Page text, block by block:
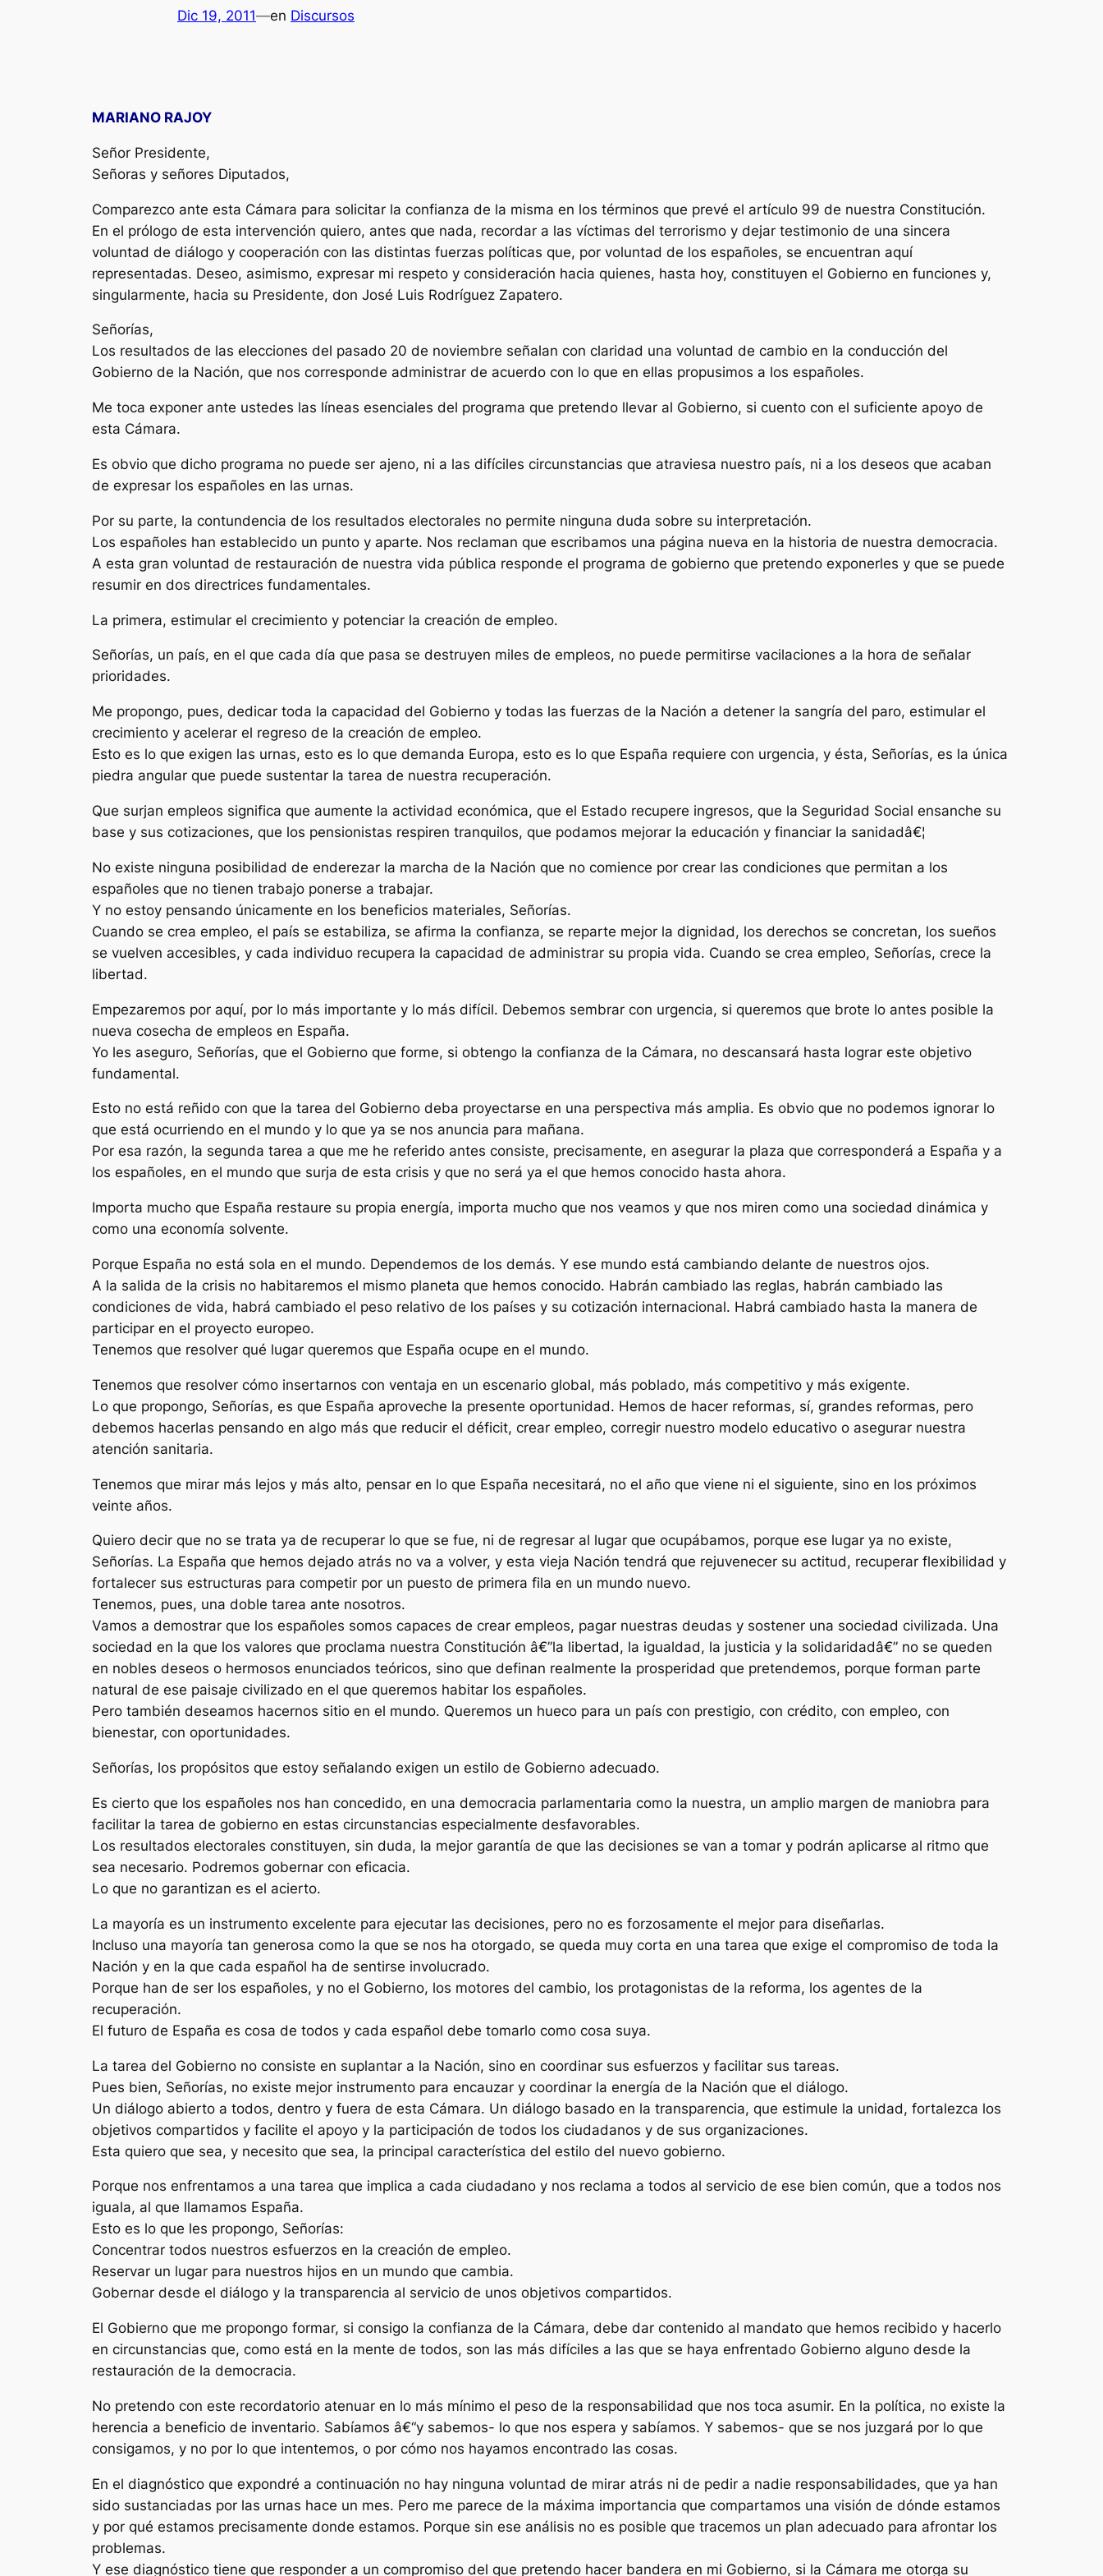
Dic 19, 2011—en Discursos
MARIANO RAJOY
Señor Presidente,
Señoras y señores Diputados,
Comparezco ante esta Cámara para solicitar la confianza de la misma en los términos que prevé el artículo 99 de nuestra Constitución.
En el prólogo de esta intervención quiero, antes que nada, recordar a las víctimas del terrorismo y dejar testimonio de una sincera
voluntad de diálogo y cooperación con las distintas fuerzas políticas que, por voluntad de los españoles, se encuentran aquí
representadas. Deseo, asimismo, expresar mi respeto y consideración hacia quienes, hasta hoy, constituyen el Gobierno en funciones y,
singularmente, hacia su Presidente, don José Luis Rodríguez Zapatero.
Señorías,
Los resultados de las elecciones del pasado 20 de noviembre señalan con claridad una voluntad de cambio en la conducción del
Gobierno de la Nación, que nos corresponde administrar de acuerdo con lo que en ellas propusimos a los españoles.
Me toca exponer ante ustedes las líneas esenciales del programa que pretendo llevar al Gobierno, si cuento con el suficiente apoyo de
esta Cámara.
Es obvio que dicho programa no puede ser ajeno, ni a las difíciles circunstancias que atraviesa nuestro país, ni a los deseos que acaban
de expresar los españoles en las urnas.
Por su parte, la contundencia de los resultados electorales no permite ninguna duda sobre su interpretación.
Los españoles han establecido un punto y aparte. Nos reclaman que escribamos una página nueva en la historia de nuestra democracia.
A esta gran voluntad de restauración de nuestra vida pública responde el programa de gobierno que pretendo exponerles y que se puede
resumir en dos directrices fundamentales.
La primera, estimular el crecimiento y potenciar la creación de empleo.
Señorías, un país, en el que cada día que pasa se destruyen miles de empleos, no puede permitirse vacilaciones a la hora de señalar
prioridades.
Me propongo, pues, dedicar toda la capacidad del Gobierno y todas las fuerzas de la Nación a detener la sangría del paro, estimular el
crecimiento y acelerar el regreso de la creación de empleo.
Esto es lo que exigen las urnas, esto es lo que demanda Europa, esto es lo que España requiere con urgencia, y ésta, Señorías, es la única
piedra angular que puede sustentar la tarea de nuestra recuperación.
Que surjan empleos significa que aumente la actividad económica, que el Estado recupere ingresos, que la Seguridad Social ensanche su
base y sus cotizaciones, que los pensionistas respiren tranquilos, que podamos mejorar la educación y financiar la sanidadâ€¦
No existe ninguna posibilidad de enderezar la marcha de la Nación que no comience por crear las condiciones que permitan a los
españoles que no tienen trabajo ponerse a trabajar.
Y no estoy pensando únicamente en los beneficios materiales, Señorías.
Cuando se crea empleo, el país se estabiliza, se afirma la confianza, se reparte mejor la dignidad, los derechos se concretan, los sueños
se vuelven accesibles, y cada individuo recupera la capacidad de administrar su propia vida. Cuando se crea empleo, Señorías, crece la
libertad.
Empezaremos por aquí, por lo más importante y lo más difícil. Debemos sembrar con urgencia, si queremos que brote lo antes posible la
nueva cosecha de empleos en España.
Yo les aseguro, Señorías, que el Gobierno que forme, si obtengo la confianza de la Cámara, no descansará hasta lograr este objetivo
fundamental.
Esto no está reñido con que la tarea del Gobierno deba proyectarse en una perspectiva más amplia. Es obvio que no podemos ignorar lo
que está ocurriendo en el mundo y lo que ya se nos anuncia para mañana.
Por esa razón, la segunda tarea a que me he referido antes consiste, precisamente, en asegurar la plaza que corresponderá a España y a
los españoles, en el mundo que surja de esta crisis y que no será ya el que hemos conocido hasta ahora.
Importa mucho que España restaure su propia energía, importa mucho que nos veamos y que nos miren como una sociedad dinámica y
como una economía solvente.
Porque España no está sola en el mundo. Dependemos de los demás. Y ese mundo está cambiando delante de nuestros ojos.
A la salida de la crisis no habitaremos el mismo planeta que hemos conocido. Habrán cambiado las reglas, habrán cambiado las
condiciones de vida, habrá cambiado el peso relativo de los países y su cotización internacional. Habrá cambiado hasta la manera de
participar en el proyecto europeo.
Tenemos que resolver qué lugar queremos que España ocupe en el mundo.
Tenemos que resolver cómo insertarnos con ventaja en un escenario global, más poblado, más competitivo y más exigente.
Lo que propongo, Señorías, es que España aproveche la presente oportunidad. Hemos de hacer reformas, sí, grandes reformas, pero
debemos hacerlas pensando en algo más que reducir el déficit, crear empleo, corregir nuestro modelo educativo o asegurar nuestra
atención sanitaria.
Tenemos que mirar más lejos y más alto, pensar en lo que España necesitará, no el año que viene ni el siguiente, sino en los próximos
veinte años.
Quiero decir que no se trata ya de recuperar lo que se fue, ni de regresar al lugar que ocupábamos, porque ese lugar ya no existe,
Señorías. La España que hemos dejado atrás no va a volver, y esta vieja Nación tendrá que rejuvenecer su actitud, recuperar flexibilidad y
fortalecer sus estructuras para competir por un puesto de primera fila en un mundo nuevo.
Tenemos, pues, una doble tarea ante nosotros.
Vamos a demostrar que los españoles somos capaces de crear empleos, pagar nuestras deudas y sostener una sociedad civilizada. Una
sociedad en la que los valores que proclama nuestra Constitución â€”la libertad, la igualdad, la justicia y la solidaridadâ€” no se queden
en nobles deseos o hermosos enunciados teóricos, sino que definan realmente la prosperidad que pretendemos, porque forman parte
natural de ese paisaje civilizado en el que queremos habitar los españoles.
Pero también deseamos hacernos sitio en el mundo. Queremos un hueco para un país con prestigio, con crédito, con empleo, con
bienestar, con oportunidades.
Señorías, los propósitos que estoy señalando exigen un estilo de Gobierno adecuado.
Es cierto que los españoles nos han concedido, en una democracia parlamentaria como la nuestra, un amplio margen de maniobra para
facilitar la tarea de gobierno en estas circunstancias especialmente desfavorables.
Los resultados electorales constituyen, sin duda, la mejor garantía de que las decisiones se van a tomar y podrán aplicarse al ritmo que
sea necesario. Podremos gobernar con eficacia.
Lo que no garantizan es el acierto.
La mayoría es un instrumento excelente para ejecutar las decisiones, pero no es forzosamente el mejor para diseñarlas.
Incluso una mayoría tan generosa como la que se nos ha otorgado, se queda muy corta en una tarea que exige el compromiso de toda la
Nación y en la que cada español ha de sentirse involucrado.
Porque han de ser los españoles, y no el Gobierno, los motores del cambio, los protagonistas de la reforma, los agentes de la
recuperación.
El futuro de España es cosa de todos y cada español debe tomarlo como cosa suya.
La tarea del Gobierno no consiste en suplantar a la Nación, sino en coordinar sus esfuerzos y facilitar sus tareas.
Pues bien, Señorías, no existe mejor instrumento para encauzar y coordinar la energía de la Nación que el diálogo.
Un diálogo abierto a todos, dentro y fuera de esta Cámara. Un diálogo basado en la transparencia, que estimule la unidad, fortalezca los
objetivos compartidos y facilite el apoyo y la participación de todos los ciudadanos y de sus organizaciones.
Esta quiero que sea, y necesito que sea, la principal característica del estilo del nuevo gobierno.
Porque nos enfrentamos a una tarea que implica a cada ciudadano y nos reclama a todos al servicio de ese bien común, que a todos nos
iguala, al que llamamos España.
Esto es lo que les propongo, Señorías:
Concentrar todos nuestros esfuerzos en la creación de empleo.
Reservar un lugar para nuestros hijos en un mundo que cambia.
Gobernar desde el diálogo y la transparencia al servicio de unos objetivos compartidos.
El Gobierno que me propongo formar, si consigo la confianza de la Cámara, debe dar contenido al mandato que hemos recibido y hacerlo
en circunstancias que, como está en la mente de todos, son las más difíciles a las que se haya enfrentado Gobierno alguno desde la
restauración de la democracia.
No pretendo con este recordatorio atenuar en lo más mínimo el peso de la responsabilidad que nos toca asumir. En la política, no existe la
herencia a beneficio de inventario. Sabíamos â€“y sabemos- lo que nos espera y sabíamos. Y sabemos- que se nos juzgará por lo que
consigamos, y no por lo que intentemos, o por cómo nos hayamos encontrado las cosas.
En el diagnóstico que expondré a continuación no hay ninguna voluntad de mirar atrás ni de pedir a nadie responsabilidades, que ya han
sido sustanciadas por las urnas hace un mes. Pero me parece de la máxima importancia que compartamos una visión de dónde estamos
y por qué estamos precisamente donde estamos. Porque sin ese análisis no es posible que tracemos un plan adecuado para afrontar los
problemas.
Y ese diagnóstico tiene que responder a un compromiso del que pretendo hacer bandera en mi Gobierno, si la Cámara me otorga su